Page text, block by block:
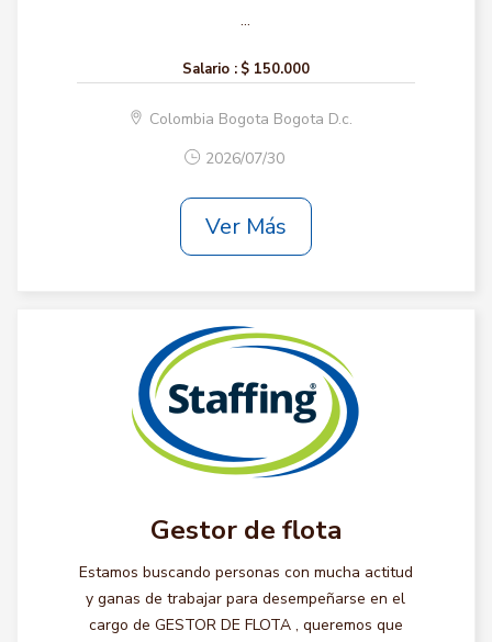
...
Salario : $ 150.000
Colombia Bogota Bogota D.c.
2026/07/30
Ver Más
Gestor de flota
Estamos buscando personas con mucha actitud
y ganas de trabajar para desempeñarse en el
cargo de GESTOR DE FLOTA , queremos que